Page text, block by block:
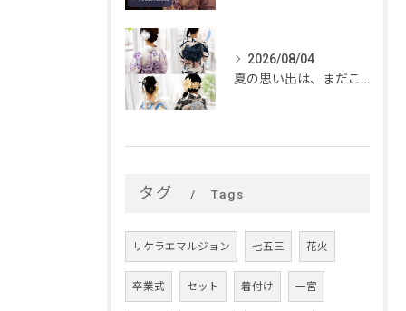
2026/08/04
夏の思い出は、まだこれから。
タグ Tags
リケラエマルジョン 七五三 花火
卒業式 セット 着付け 一宮